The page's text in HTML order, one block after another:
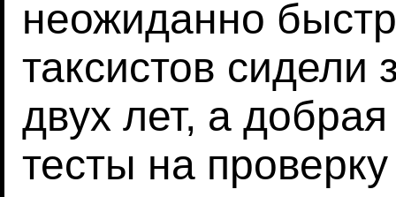
неожиданно
таксистов сидели
двух лет, а
тесты на